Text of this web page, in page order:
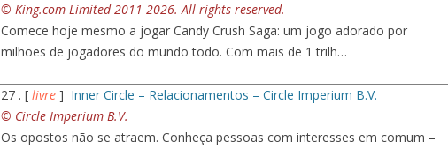
© King.com Limited 2011-2026. All rights reserved.
Comece hoje mesmo a jogar Candy Crush Saga: um jogo adorado por
milhões de jogadores do mundo todo. Com mais de 1 trilh…
27 . [ livre ] Inner Circle – Relacionamentos – Circle Imperium B.V.
© Circle Imperium B.V.
Os opostos não se atraem. Conheça pessoas com interesses em comum –